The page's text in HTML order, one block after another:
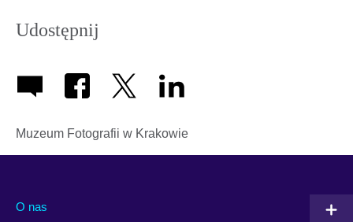
Udostępnij
Muzeum Fotografii w Krakowie
O nas